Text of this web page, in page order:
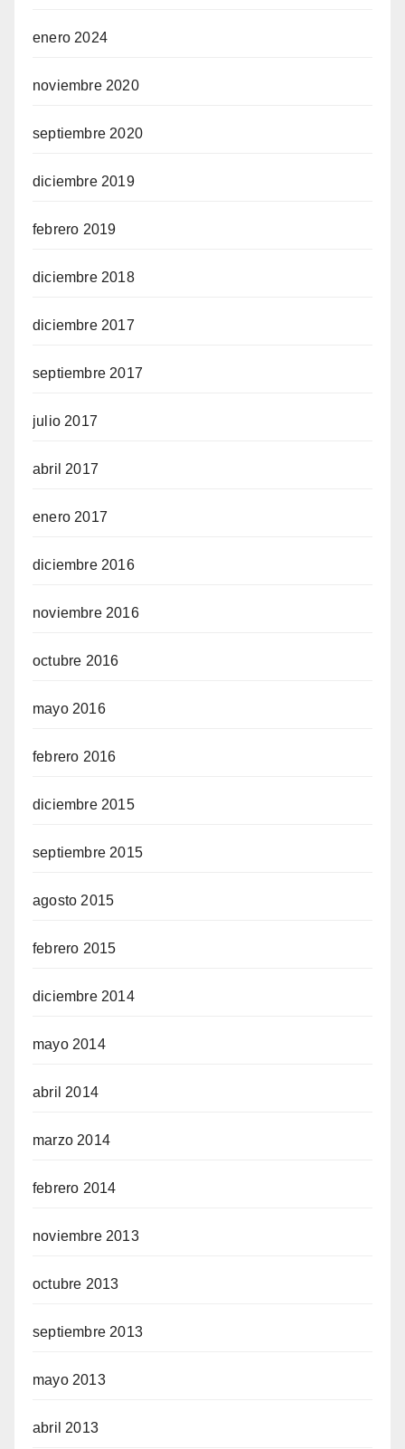
enero 2024
noviembre 2020
septiembre 2020
diciembre 2019
febrero 2019
diciembre 2018
diciembre 2017
septiembre 2017
julio 2017
abril 2017
enero 2017
diciembre 2016
noviembre 2016
octubre 2016
mayo 2016
febrero 2016
diciembre 2015
septiembre 2015
agosto 2015
febrero 2015
diciembre 2014
mayo 2014
abril 2014
marzo 2014
febrero 2014
noviembre 2013
octubre 2013
septiembre 2013
mayo 2013
abril 2013